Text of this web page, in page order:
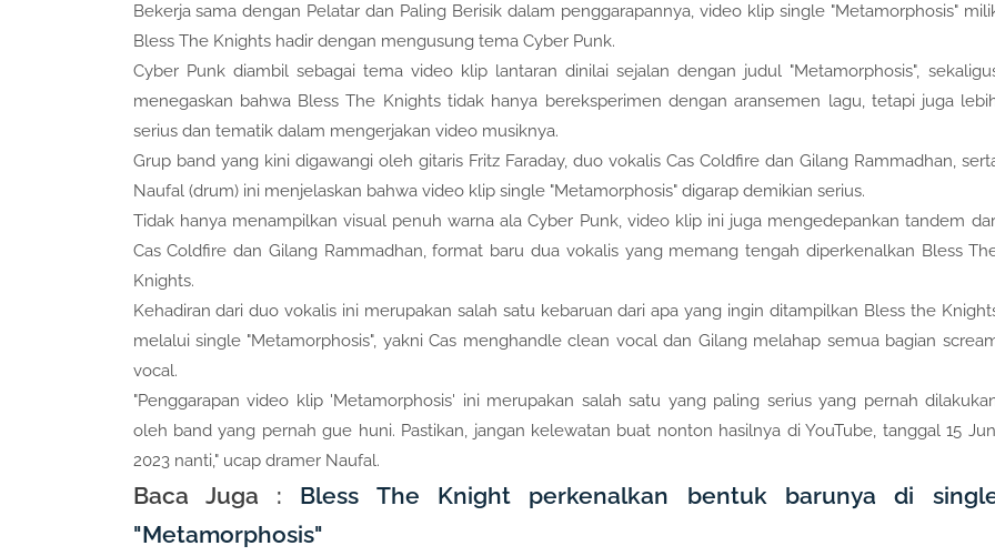
Bekerja sama dengan Pelatar dan Paling Berisik dalam penggarapannya, video klip single "Metamorphosis"
Bless The Knights hadir dengan mengusung tema Cyber Punk.
Cyber Punk diambil sebagai tema video klip lantaran dinilai sejalan dengan judul "Metamorphosis",
menegaskan bahwa Bless The Knights tidak hanya bereksperimen dengan aransemen lagu, tetapi juga
serius dan tematik dalam mengerjakan video musiknya.
Grup band yang kini digawangi oleh gitaris Fritz Faraday, duo vokalis Cas Coldfire dan Gilang Rammadhan,
Naufal (drum) ini menjelaskan bahwa video klip single "Metamorphosis" digarap demikian serius.
Tidak hanya menampilkan visual penuh warna ala Cyber Punk, video klip ini juga mengedepankan tandem
Cas Coldfire dan Gilang Rammadhan, format baru dua vokalis yang memang tengah diperkenalkan Bless
Knights.
Kehadiran dari duo vokalis ini merupakan salah satu kebaruan dari apa yang ingin ditampilkan Bless the
melalui single "Metamorphosis", yakni Cas menghandle clean vocal dan Gilang melahap semua bagian
vocal.
"Penggarapan video klip 'Metamorphosis' ini merupakan salah satu yang paling serius yang pernah
oleh band yang pernah gue huni. Pastikan, jangan kelewatan buat nonton hasilnya di YouTube, tanggal 15
2023 nanti," ucap dramer Naufal.
Baca Juga : Bless The Knight perkenalkan bentuk barunya di
"Metamorphosis"